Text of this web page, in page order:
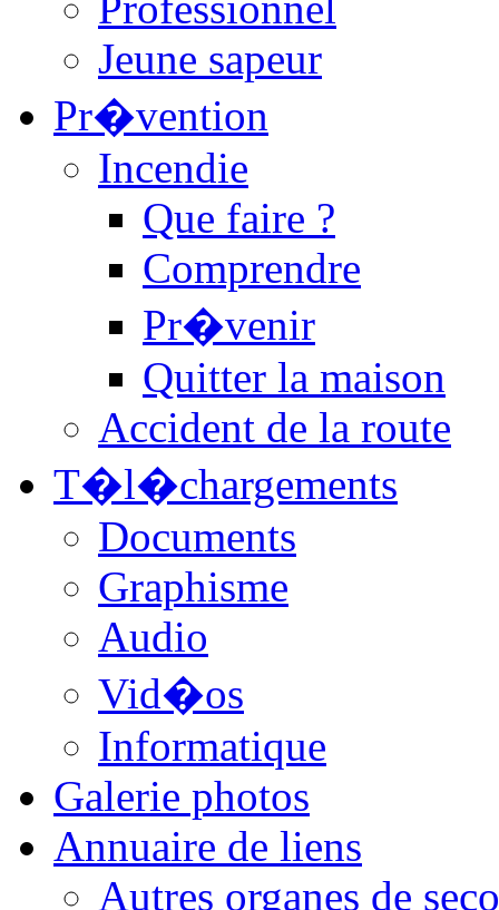
Jeune sapeur
Pr�vention
Incendie
Que faire ?
Comprendre
Pr�venir
Quitter la maison
Accident de la route
T�l�chargements
Documents
Graphisme
Audio
Vid�os
Informatique
Galerie photos
Annuaire de liens
Autres organes de